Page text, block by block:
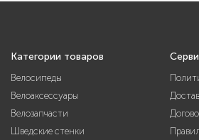
Категории товаров
Велосипеды
Велоаксессуары
Велозапчасти
Шведские стенки